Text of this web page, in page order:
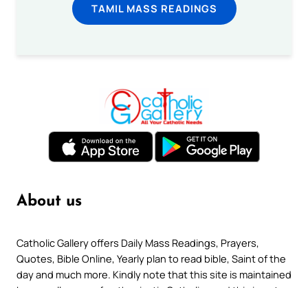
TAMIL MASS READINGS
About us
Catholic Gallery offers Daily Mass Readings, Prayers,
Quotes, Bible Online, Yearly plan to read bible, Saint of the
day and much more. Kindly note that this site is maintained